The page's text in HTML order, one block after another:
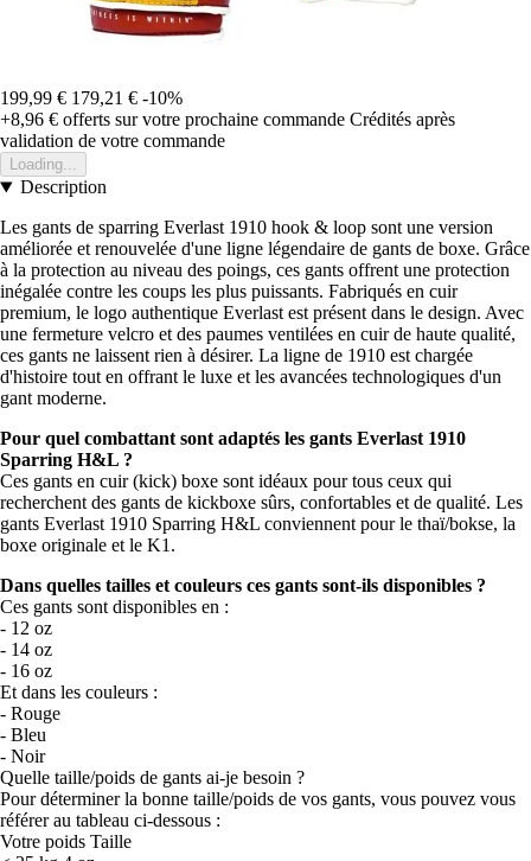
199,99 € 179,21 € -10%
+8,96 € offerts sur votre prochaine commande Crédités après
validation de votre commande
Loading...
Description
Les gants de sparring Everlast 1910 hook & loop sont une version
améliorée et renouvelée d'une ligne légendaire de gants de boxe. Grâce
à la protection au niveau des poings, ces gants offrent une protection
inégalée contre les coups les plus puissants. Fabriqués en cuir
premium, le logo authentique Everlast est présent dans le design. Avec
une fermeture velcro et des paumes ventilées en cuir de haute qualité,
ces gants ne laissent rien à désirer. La ligne de 1910 est chargée
d'histoire tout en offrant le luxe et les avancées technologiques d'un
gant moderne.
Pour quel combattant sont adaptés les gants Everlast 1910
Sparring H&L ?
Ces gants en cuir (kick) boxe sont idéaux pour tous ceux qui
recherchent des gants de kickboxe sûrs, confortables et de qualité. Les
gants Everlast 1910 Sparring H&L conviennent pour le thaï/bokse, la
boxe originale et le K1.
Dans quelles tailles et couleurs ces gants sont-ils disponibles ?
Ces gants sont disponibles en :
- 12 oz
- 14 oz
- 16 oz
Et dans les couleurs :
- Rouge
- Bleu
- Noir
Quelle taille/poids de gants ai-je besoin ?
Pour déterminer la bonne taille/poids de vos gants, vous pouvez vous
référer au tableau ci-dessous :
Votre poids Taille